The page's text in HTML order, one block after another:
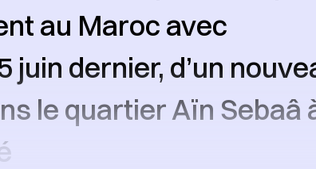
au Maroc avec
juin dernier, d’un
le quartier Aïn Sebaâ